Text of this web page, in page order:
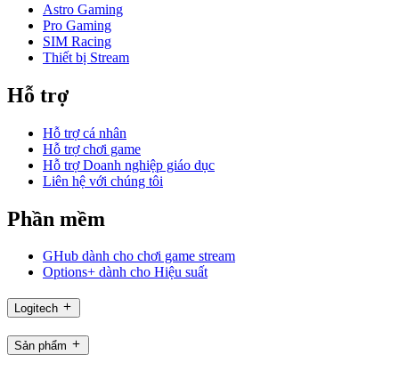
Astro Gaming
Pro Gaming
SIM Racing
Thiết bị Stream
Hỗ trợ
Hỗ trợ cá nhân
Hỗ trợ chơi game
Hỗ trợ Doanh nghiệp giáo dục
Liên hệ với chúng tôi
Phần mềm
GHub dành cho chơi game stream
Options+ dành cho Hiệu suất
Logitech
Sản phẩm